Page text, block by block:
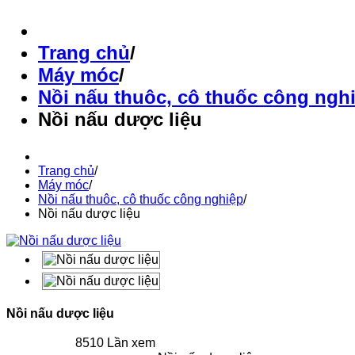
Trang chủ/
Máy móc/
Nồi nấu thuôc, cô thuốc công
Nồi nấu dược liệu
Trang chủ/
Máy móc/
Nồi nấu thuôc, cô thuốc công nghiệp/
Nồi nấu dược liệu
Nồi nấu dược liệu
8510 Lần xem